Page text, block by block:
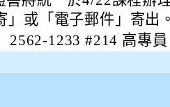
」或「電子郵件」寄出
2562-1233 #214 高專員